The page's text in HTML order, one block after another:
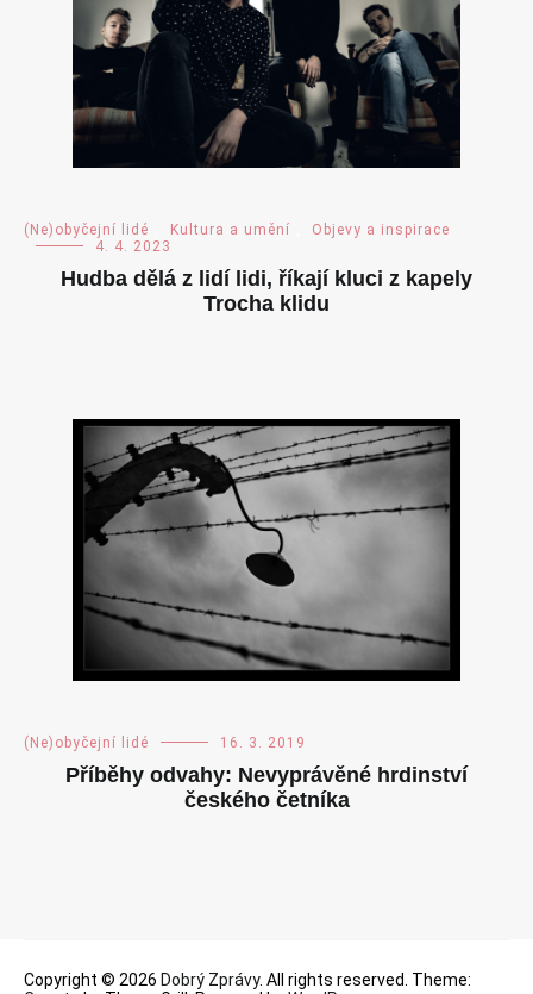
(Ne)obyčejní lidé Kultura a umění
Objevy a inspirace
4. 4. 2023
Hudba dělá z lidí lidi, říkají kluci z kapely
Trocha klidu
(Ne)obyčejní lidé 16. 3. 2019
Příběhy odvahy: Nevyprávěné hrdinství
českého četníka
Copyright © 2026 Dobrý Zprávy. All rights reserved. Theme: